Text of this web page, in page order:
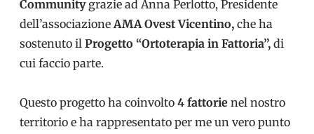
Communitygrazie ad Anna Perlotto, Presidente
dell’associazioneAMA Ovest Vicentino, che ha
sostenuto il Progetto “Ortoterapia in Fattoria”, di
cui faccio parte.
Questo progetto ha coinvolto 4 fattorie nel nostro
territorio e ha rappresentato per me un vero punto